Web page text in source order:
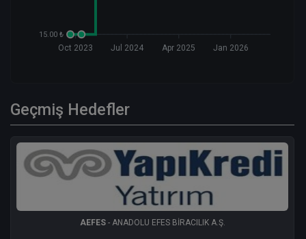
15.00 ₺
Oct 2023 Jul 2024 Apr 2025 Jan 2026
Geçmiş Hedefler
AEFES- ANADOLU EFES BİRACILIK A.Ş.